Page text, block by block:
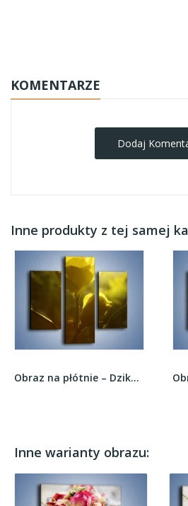
KOMENTARZE
Dodaj
Inne produkty z tej samej
Obraz na płótnie – Dzika róża w oddali –...
Inne warianty obrazu: